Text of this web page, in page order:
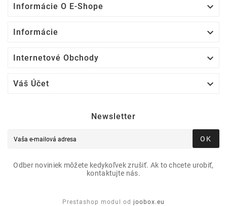
Informácie O E-Shope 
Informácie 
Internetové Obchody 
Váš Účet 
Newsletter
OK
Odber noviniek môžete kedykoľvek zrušiť. Ak to chcete urobiť,
kontaktujte nás.
Prestashop modul od joobox.eu